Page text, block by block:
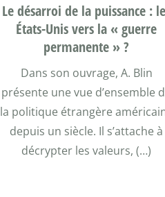
Le désarroi de la puissance :
États-Unis vers la « guerre
permanente » ?
Dans son ouvrage, A. Blin
présente une vue d’ensemble
la politique étrangère
depuis un siècle. Il s’attache à
décrypter les valeurs, (…)